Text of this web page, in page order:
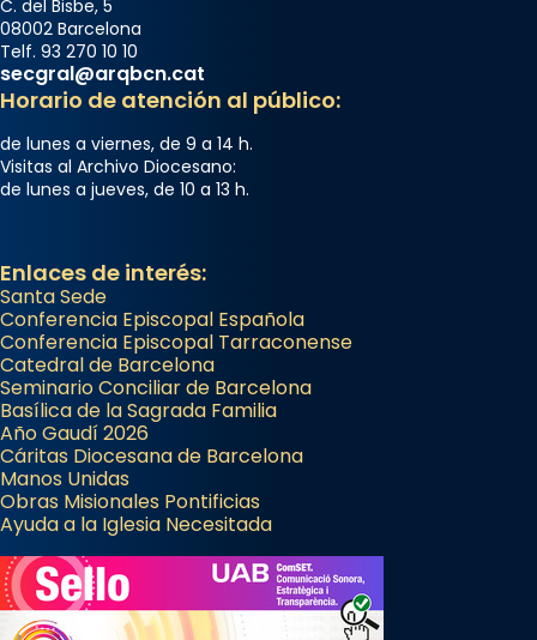
C. del Bisbe, 5
08002 Barcelona
Telf. 93 270 10 10
secgral@arqbcn.cat
Horario de atención al público:
de lunes a viernes, de 9 a 14 h.
Visitas al Archivo Diocesano:
de lunes a jueves, de 10 a 13 h.
Enlaces de interés:
Santa Sede
Conferencia Episcopal Española
Conferencia Episcopal Tarraconense
Catedral de Barcelona
Seminario Conciliar de Barcelona
Basílica de la Sagrada Familia
Año Gaudí 2026
Cáritas Diocesana de Barcelona
Manos Unidas
Obras Misionales Pontificias
Ayuda a la Iglesia Necesitada